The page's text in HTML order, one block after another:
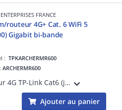
FRANCE
routeur 4G+ Cat. 6 WiFi 5
Gigabit bi-bande
:TPKARCHERMR600
:ARCHERMR600
Routeur 4G TP-Link Cat6 (jusqu'à 300 Mbps) : SIM plug'and'play, testé dans 100+ pays. MIMO et 2 antennes LTE pour signal stable, ports Gigabit, mode LAN/WAN, compatible OneMesh et gestion facile via l'appli Tether.
Ajouter au panier